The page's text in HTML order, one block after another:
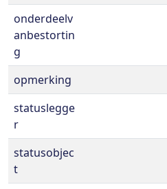
onderdeelv
anbestortin
g
opmerking
statuslegge
r
statusobjec
t